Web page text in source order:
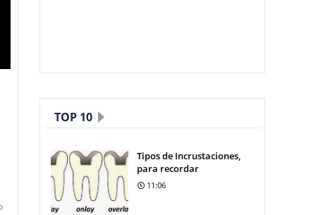
TOP 10
Tipos de Incrustaciones,
para recordar
11:06